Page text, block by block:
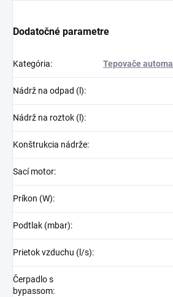
Dodatočné parametre
Kategória: Tepovače
Nádrž na odpad (l):
Nádrž na roztok (l):
Konštrukcia nádrže:
Sací motor:
Príkon (W):
Podtlak (mbar):
Prietok vzduchu (l/s):
Čerpadlo s
bypassom: